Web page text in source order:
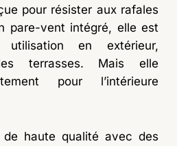
pour résister aux rafales
pare-vent intégré, elle est
en extérieur,
terrasses. Mais elle
pour l’intérieure
de haute qualité avec des